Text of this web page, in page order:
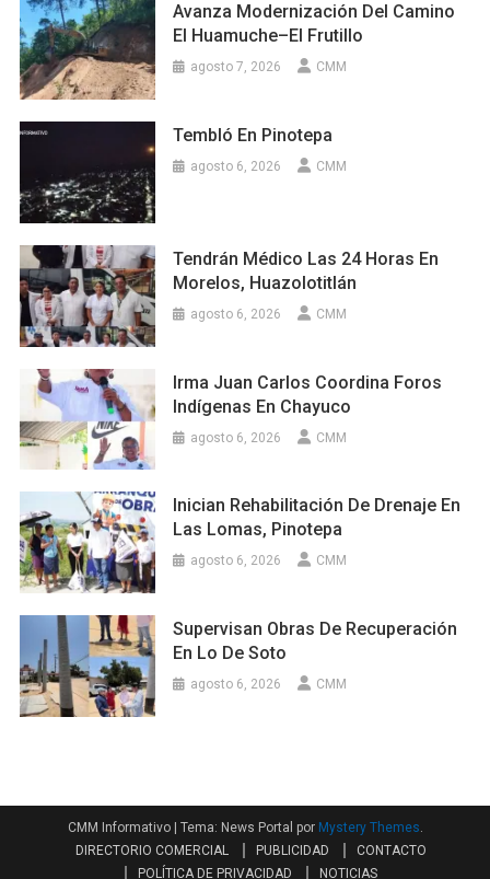
Avanza Modernización Del Camino
El Huamuche–El Frutillo
agosto 7, 2026 CMM
Tembló En Pinotepa
agosto 6, 2026 CMM
Tendrán Médico Las 24 Horas En
Morelos, Huazolotitlán
agosto 6, 2026 CMM
Irma Juan Carlos Coordina Foros
Indígenas En Chayuco
agosto 6, 2026 CMM
Inician Rehabilitación De Drenaje En
Las Lomas, Pinotepa
agosto 6, 2026 CMM
Supervisan Obras De Recuperación
En Lo De Soto
agosto 6, 2026 CMM
CMM Informativo | Tema: News Portal por Mystery Themes.
DIRECTORIO COMERCIAL
PUBLICIDAD
CONTACTO
POLÍTICA DE PRIVACIDAD
NOTICIAS